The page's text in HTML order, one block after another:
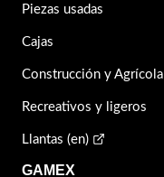
Piezas usadas
Cajas
Construcción y Agrícola
Recreativos y ligeros
Llantas (en)
GAMEX